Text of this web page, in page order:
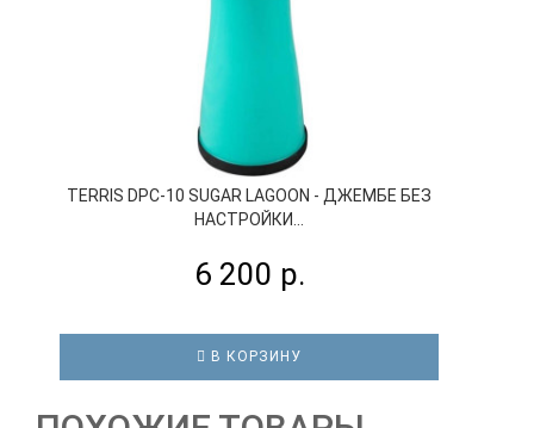
TERRIS DPC-10 SUGAR LAGOON - ДЖЕМБЕ БЕЗ
НАСТРОЙКИ...
6 200 р.
В КОРЗИНУ